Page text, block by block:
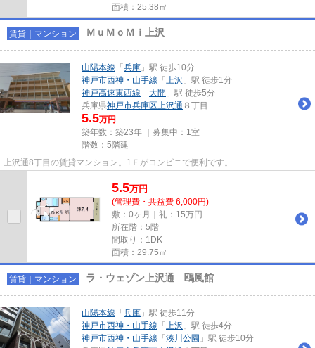
面積：25.38㎡
賃貸｜マンション ＭｕＭｏＭｉ上沢
山陽本線 「 兵庫 」駅 徒歩10分
神戸市西神・山手線 「 上沢 」駅 徒歩1分
神戸高速東西線 「 大開 」駅 徒歩5分
兵庫県神戸市兵庫区上沢通 ８丁目
5.5万円
築年数：築23年 ｜募集中： 1室
階数：5階建
上沢通8丁目の賃貸マンション。1Ｆがコンビニで便利です。
5.5万円
(管理費・共益費 6,000円)
敷：0ヶ月｜礼：15万円
所在階：5階
間取り：1DK
面積：29.75㎡
賃貸｜マンション ラ・ウェゾン上沢通 鴎風館
山陽本線 「 兵庫 」駅 徒歩11分
神戸市西神・山手線 「 上沢 」駅 徒歩4分
神戸市西神・山手線 「 湊川公園 」駅 徒歩10分